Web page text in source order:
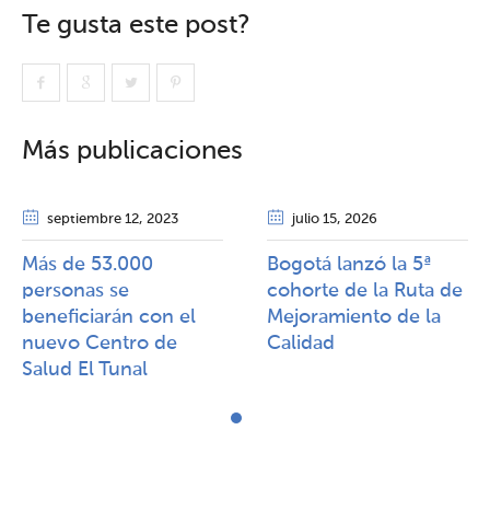
Te gusta este post?
Más publicaciones
septiembre 12, 2023
Más de 53.000
personas se
beneficiarán con el
nuevo Centro de
Salud El Tunal
julio 15, 2026
Bogotá lanzó la 5ª
cohorte de la Ruta de
Mejoramiento de la
Calidad​​